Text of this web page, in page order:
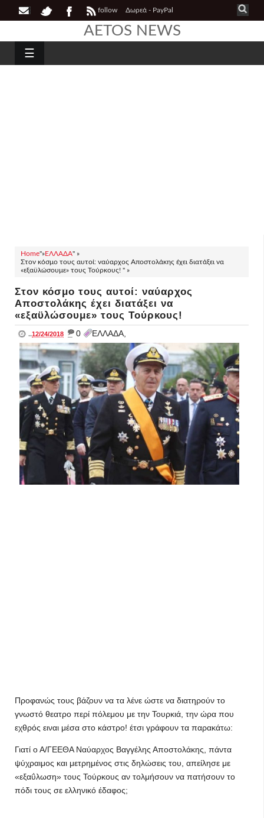
follow Δωρεά - PayPal
AETOS NEWS
☰
Home"»ΕΛΛΑΔΑ" »
Στον κόσμο τους αυτοί: ναύαρχος Αποστολάκης έχει διατάξει να
«εξαϋλώσουμε» τους Τούρκους! " »
Στον κόσμο τους αυτοί: ναύαρχος
Αποστολάκης έχει διατάξει να
«εξαϋλώσουμε» τους Τούρκους!
..12/24/2018 _ 0 ΕΛΛΑΔΑ,
Προφανώς τους βάζουν να τα λένε ώστε να διατηρούν το
γνωστό θεατρο περί πόλεμου με την Τουρκιά, την ώρα που
εχθρός ειναι μέσα στο κάστρο! έτσι γράφουν τα παρακάτω:
Γιατί ο Α/ΓΕΕΘΑ Ναύαρχος Βαγγέλης Αποστολάκης, πάντα
ψύχραιμος και μετρημένος στις δηλώσεις του, απείλησε με
«εξαΰλωση» τους Τούρκους αν τολμήσουν να πατήσουν το
πόδι τους σε ελληνικό έδαφος;